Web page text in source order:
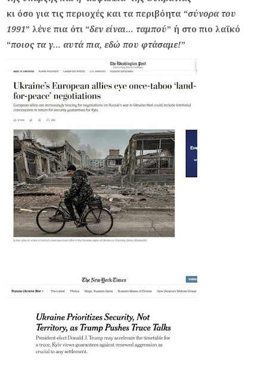
κι όσο για τις περιοχές και τα περιβόητα “σύνορα του
1991” λένε πια ότι “δεν είναι… ταμπού” ή στο πιο λαϊκό
“ποιος τα γ… αυτά πια, εδώ που φτάσαμε!”